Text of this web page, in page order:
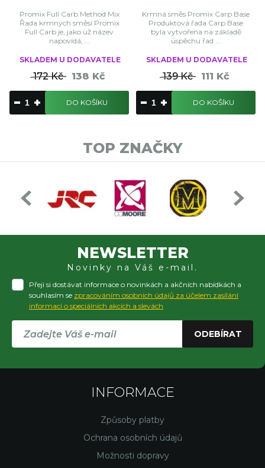
Promix Full Carb Method Mix
Řada krmných směsí Promix
Full Carb je, jako už název
napovídá, ...
SKLADEM U DODAVATELE
172 Kč 138 Kč
DO KOŠÍKU
Krmná směs Promix Carp Base
Produktová řada Carp Base
byla vytvořena na základě
úspěchu řad ...
SKLADEM U DODAVATELE
139 Kč 111 Kč
DO KOŠÍKU
TOP ZNAČKY
NEWSLETTER
Novinky na Váš e-mail.
Přeji si dostávat informace o novinkách a akčních nabídkách a
souhlasím se zpracováním osobních údajů za účelem zasílání
informací o speciálních akcích a slevách
ODEBÍRAT
INFORMACE
Způsoby platby
Ochrana osobních údajů
Možnosti dopravy